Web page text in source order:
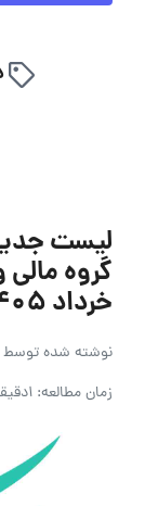
لیست
خرداد ۱۴۰۵
نوشته شده توسط
زمان مطالعه: 1دقیقه